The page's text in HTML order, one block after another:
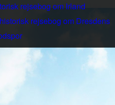
rejsebog om Irland
rejsebog om Dresdens